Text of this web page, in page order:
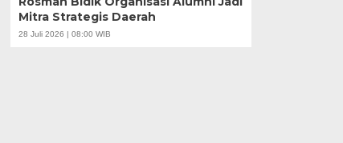
Mitra Strategis Daerah
28 Juli 2026 | 08:00 WIB